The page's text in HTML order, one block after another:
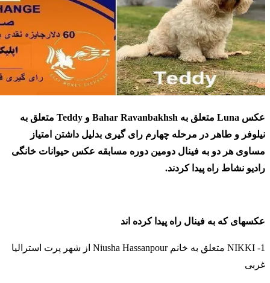
عکس Luna متعلق به Bahar Ravanbakhsh و Teddy متعلق به
نیلوفر و طاهر در مرحله چهارم رای گیری بدلیل داشتن امتیاز
مساوی هر دو به فینال دومین دوره مسابقه عکس حیوانات خانگی
رادیو نشاط راه پیدا کردند.
عکسهای که به فینال راه پیدا کرده اند
1- NIKKI متعلق به خانم Niusha Hassanpour از شهر پرت استرالیا
غربی